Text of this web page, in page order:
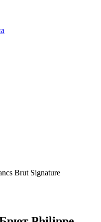
Brut Signature